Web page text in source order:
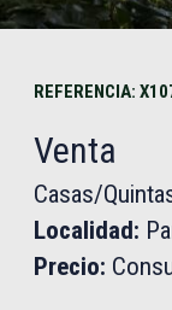
REFERENCIA:
Venta
Casas/
Localidad:
Precio: